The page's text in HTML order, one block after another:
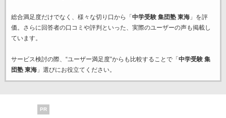
総合満足度だけでなく、様々な切り口から「 中学受験 集団塾 東海」を評
価。さらに回答者の口コミや評判といった、実際のユーザーの声も掲載し
ています。
サービス検討の際、“ユーザー満足度”からも比較することで「 中学受験 集
団塾 東海」選びにお役立てください。
PR